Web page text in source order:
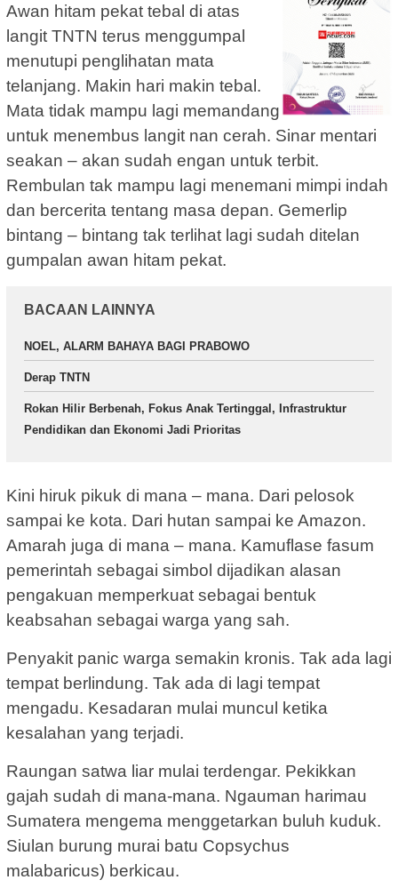
Awan hitam pekat tebal di atas
langit TNTN terus menggumpal
menutupi penglihatan mata
telanjang. Makin hari makin tebal.
Mata tidak mampu lagi memandang
untuk menembus langit nan cerah. Sinar mentari
seakan – akan sudah engan untuk terbit.
Rembulan tak mampu lagi menemani mimpi indah
dan bercerita tentang masa depan. Gemerlip
bintang – bintang tak terlihat lagi sudah ditelan
gumpalan awan hitam pekat.
BACAAN LAINNYA
NOEL, ALARM BAHAYA BAGI PRABOWO
Derap TNTN
Rokan Hilir Berbenah, Fokus Anak Tertinggal, Infrastruktur
Pendidikan dan Ekonomi Jadi Prioritas
Kini hiruk pikuk di mana – mana. Dari pelosok
sampai ke kota. Dari hutan sampai ke Amazon.
Amarah juga di mana – mana. Kamuflase fasum
pemerintah sebagai simbol dijadikan alasan
pengakuan memperkuat sebagai bentuk
keabsahan sebagai warga yang sah.
Penyakit panic warga semakin kronis. Tak ada lagi
tempat berlindung. Tak ada di lagi tempat
mengadu. Kesadaran mulai muncul ketika
kesalahan yang terjadi.
Raungan satwa liar mulai terdengar. Pekikkan
gajah sudah di mana-mana. Ngauman harimau
Sumatera mengema menggetarkan buluh kuduk.
Siulan burung murai batu Copsychus
malabaricus) berkicau.